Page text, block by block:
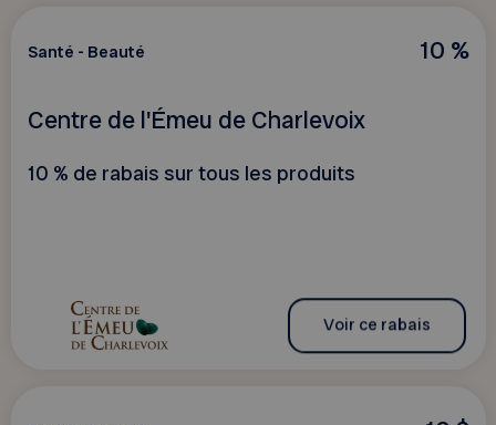
10 %
Santé - Beauté
Centre de l'Émeu de Charlevoix
10 % de rabais sur tous les produits
Voir ce rabais